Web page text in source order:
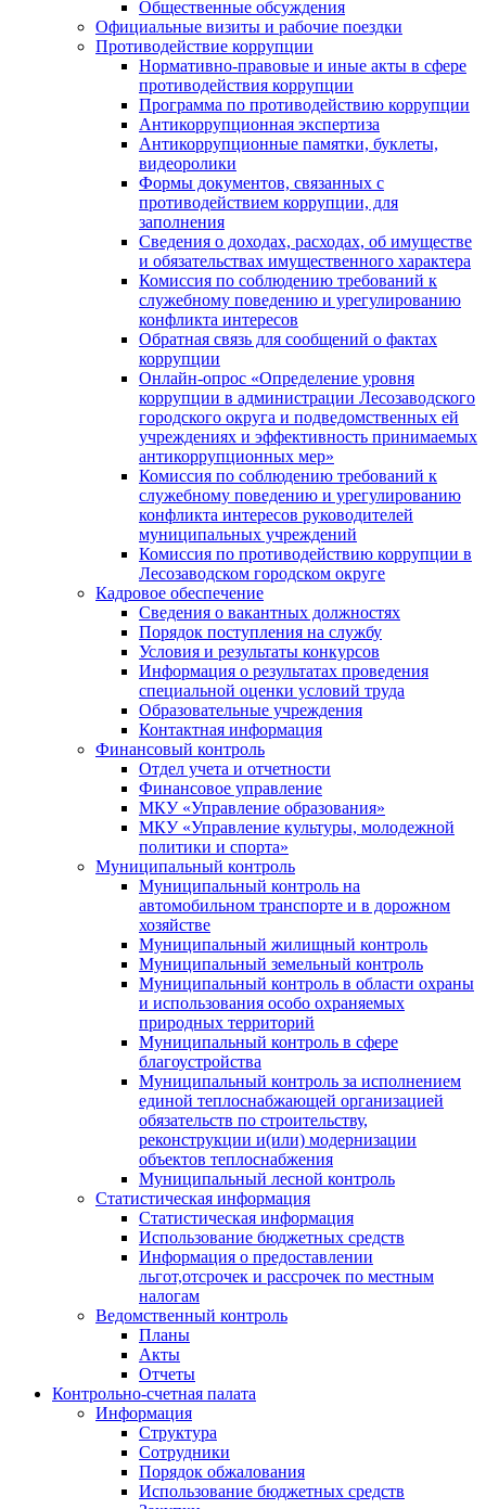
Общественные обсуждения
Официальные визиты и рабочие поездки
Противодействие коррупции
Нормативно-правовые и иные акты в сфере
противодействия коррупции
Программа по противодействию коррупции
Антикоррупционная экспертиза
Антикоррупционные памятки, буклеты,
видеоролики
Формы документов, связанных с
противодействием коррупции, для
заполнения
Сведения о доходах, расходах, об имуществе
и обязательствах имущественного характера
Комиссия по соблюдению требований к
служебному поведению и урегулированию
конфликта интересов
Обратная связь для сообщений о фактах
коррупции
Онлайн-опрос «Определение уровня
коррупции в администрации Лесозаводского
городского округа и подведомственных ей
учреждениях и эффективность принимаемых
антикоррупционных мер»
Комиссия по соблюдению требований к
служебному поведению и урегулированию
конфликта интересов руководителей
муниципальных учреждений
Комиссия по противодействию коррупции в
Лесозаводском городском округе
Кадровое обеспечение
Сведения о вакантных должностях
Порядок поступления на службу
Условия и результаты конкурсов
Информация о результатах проведения
специальной оценки условий труда
Образовательные учреждения
Контактная информация
Финансовый контроль
Отдел учета и отчетности
Финансовое управление
МКУ «Управление образования»
МКУ «Управление культуры, молодежной
политики и спорта»
Муниципальный контроль
Муниципальный контроль на
автомобильном транспорте и в дорожном
хозяйстве
Муниципальный жилищный контроль
Муниципальный земельный контроль
Муниципальный контроль в области охраны
и использования особо охраняемых
природных территорий
Муниципальный контроль в сфере
благоустройства
Муниципальный контроль за исполнением
единой теплоснабжающей организацией
обязательств по строительству,
реконструкции и(или) модернизации
объектов теплоснабжения
Муниципальный лесной контроль
Статистическая информация
Статистическая информация
Использование бюджетных средств
Информация о предоставлении
льгот,отсрочек и рассрочек по местным
налогам
Ведомственный контроль
Планы
Акты
Отчеты
Контрольно-счетная палата
Информация
Структура
Сотрудники
Порядок обжалования
Использование бюджетных средств